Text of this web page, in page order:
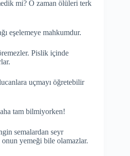
mi? O zaman ölüleri terk
eşelemeye mahkumdur.
Pislik içinde
uçmayı öğretebilir
tam bilmiyorken!
semalardan seyr
yemeği bile olamazlar.